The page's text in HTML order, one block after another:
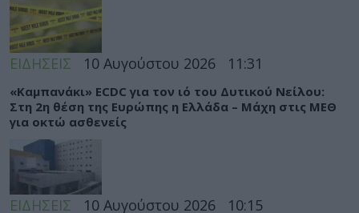
ΕΙΔΗΣΕΙΣ 10 Αυγούστου 2026 11:31
«Καμπανάκι» ECDC για τον ιό του Δυτικού Νείλου:
Στη 2η θέση της Ευρώπης η Ελλάδα – Μάχη στις ΜΕΘ
για οκτώ ασθενείς
ΕΙΔΗΣΕΙΣ 10 Αυγούστου 2026 10:15